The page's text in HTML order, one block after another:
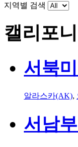
지역별 검색
캘리포
서북
알라스카(AK),
서남